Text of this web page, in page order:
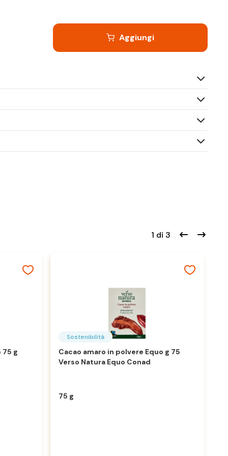
Aggiungi
75 g
Sostenibilità
Cacao amaro in polvere Equo g 75
Verso Natura Equo Conad
75 g
1 di 3